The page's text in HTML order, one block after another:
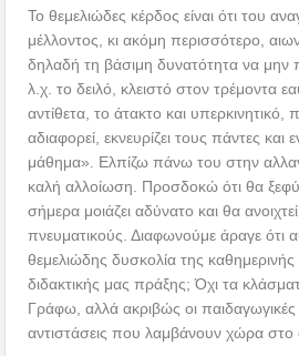
Το θεμελιώδες κέρδος είναι ότι του
μέλλοντος, κι ακόμη περισσότερο,
δηλαδή τη βάσιμη δυνατότητα να μην
λ.χ. το δειλό, κλειστό στον τρέμοντα
αντίθετα, το άτακτο και υπερκινητικό,
αδιαφορεί, εκνευρίζει τους πάντες και
μάθημα». Ελπίζω πάνω του στην
καλή αλλοίωση. Προσδοκώ ότι θα
σήμερα μοιάζει αδύνατο και θα
πνευματικούς. Διαφωνούμε άραγε ότι
θεμελιώδης δυσκολία της καθημερινής
διδακτικής μας πράξης; Όχι τα
Γράφω, αλλά ακριβώς οι παιδαγωγικές
αντιστάσεις που λαμβάνουν χώρα στο